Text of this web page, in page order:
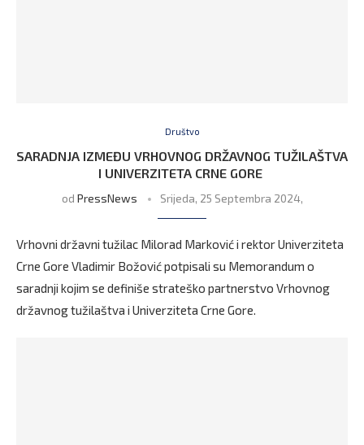
Društvo
SARADNJA IZMEĐU VRHOVNOG DRŽAVNOG TUŽILAŠTVA
I UNIVERZITETA CRNE GORE
od PressNews Srijeda, 25 Septembra 2024,
Vrhovni državni tužilac Milorad Marković i rektor Univerziteta
Crne Gore Vladimir Božović potpisali su Memorandum o
saradnji kojim se definiše strateško partnerstvo Vrhovnog
državnog tužilaštva i Univerziteta Crne Gore.